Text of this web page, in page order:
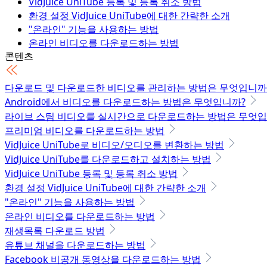
환경 설정 VidJuice UniTube에 대한 간략한 소개
"온라인" 기능을 사용하는 방법
온라인 비디오를 다운로드하는 방법
재생목록 다운로드 방법
Facebook 비공개 동영상을 다운로드하는 방법
온라인 비디오를 MP3로 다운로드하는 방법
Vimeo 비공개 동영상을 다운로드하는 방법
OnlyFans 비디오를 다운로드하는 방법 - 100% 작동
기술 사양
콘텐츠
다운로드 및 다운로드한 비디오를 관리하는 방법은 무엇입니
Android에서 비디오를 다운로드하는 방법은 무엇입니까?
라이브 스팀 비디오를 실시간으로 다운로드하는 방법은 무엇
프리미엄 비디오를 다운로드하는 방법
VidJuice UniTube로 비디오/오디오를 변환하는 방법
VidJuice UniTube를 다운로드하고 설치하는 방법
VidJuice UniTube 등록 및 등록 취소 방법
환경 설정 VidJuice UniTube에 대한 간략한 소개
"온라인" 기능을 사용하는 방법
온라인 비디오를 다운로드하는 방법
재생목록 다운로드 방법
유튜브 채널을 다운로드하는 방법
Facebook 비공개 동영상을 다운로드하는 방법